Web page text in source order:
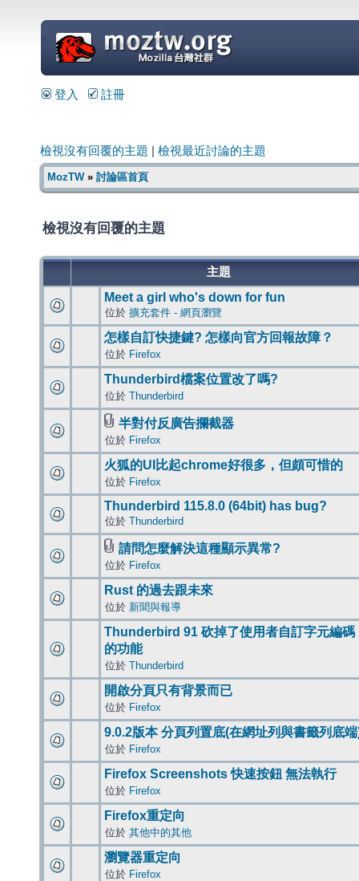
=
登入 註冊
檢視沒有回覆的主題 檢視最近討論的主題
MozTW» 討論區首頁
檢視沒有回覆的主題
主題
Meet a girl who's down for fun
位於 擴充套件 - 網頁瀏覽
怎樣自訂快捷鍵? 怎樣向官方回報故障？
位於 Firefox
Thunderbird檔案位置改了嗎?
位於 Thunderbird
半對付反廣告攔截器
位於 Firefox
火狐的UI比起chrome好很多，但頗可惜的
位於 Firefox
Thunderbird 115.8.0 (64bit) has bug?
位於 Thunderbird
請問怎麼解決這種顯示異常?
位於 Firefox
Rust 的過去跟未來
位於 新聞與報導
Thunderbird 91 砍掉了使用者自訂字元編碼
的功能
位於 Thunderbird
開啟分頁只有背景而已
位於 Firefox
9.0.2版本 分頁列置底(在網址列與書籤列底
位於 Firefox
Firefox Screenshots 快速按鈕 無法執行
位於 Firefox
Firefox重定向
位於 其他中的其他
瀏覽器重定向
位於 Firefox